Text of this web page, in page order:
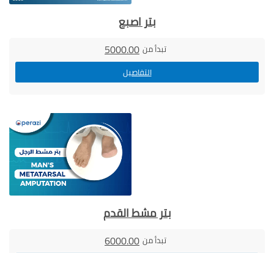
بتر اصبع
تبدأ من 5000.00
التفاصيل
بتر مشط القدم
تبدأ من 6000.00